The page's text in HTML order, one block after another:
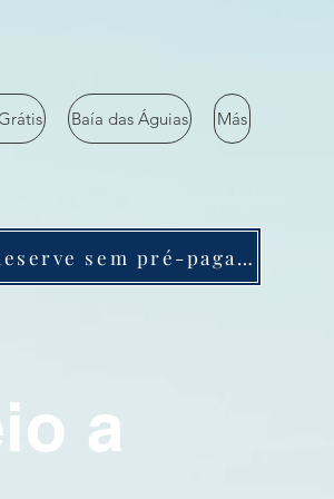
Baía das Águias Más
Reserve sem pré-pagamento
a